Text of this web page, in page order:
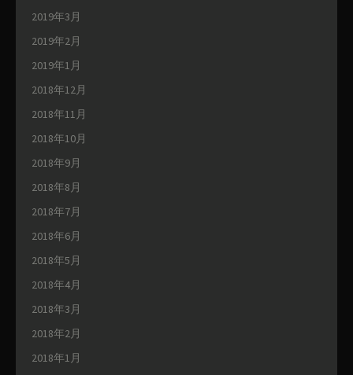
2019年3月
2019年2月
2019年1月
2018年12月
2018年11月
2018年10月
2018年9月
2018年8月
2018年7月
2018年6月
2018年5月
2018年4月
2018年3月
2018年2月
2018年1月